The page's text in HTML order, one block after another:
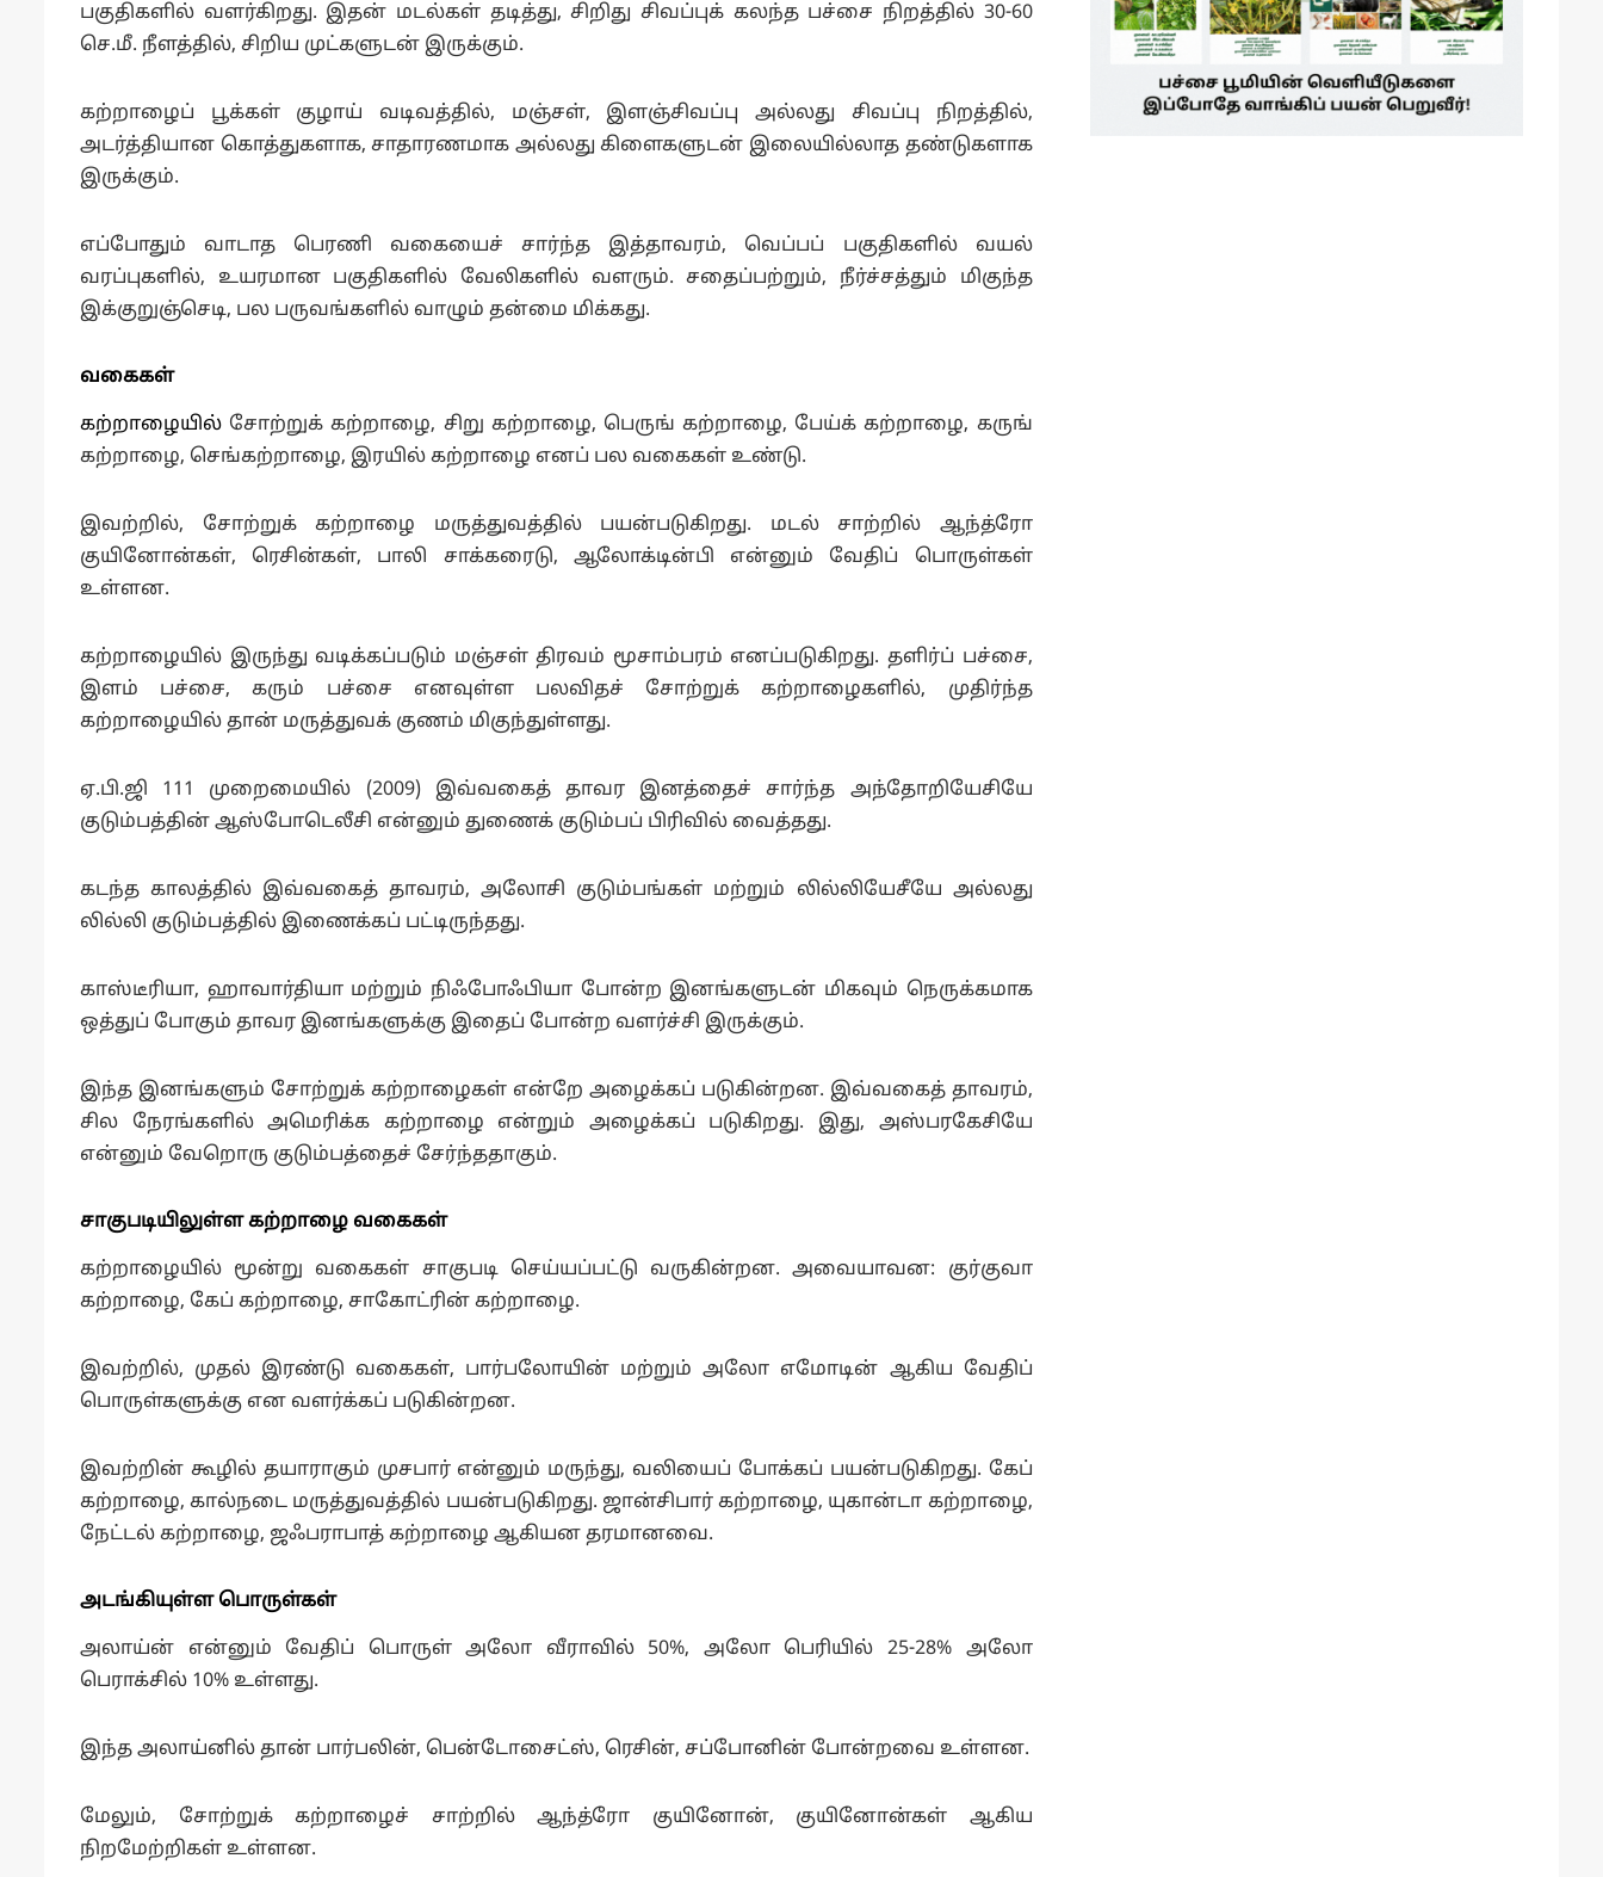
பகுதிகளில் வளர்கிறது. இதன் மடல்கள் தடித்து, சிறிது சிவப்புக் கலந்த பச்சை நிறத்தில் 30-60
செ.மீ. நீளத்தில், சிறிய முட்களுடன் இருக்கும்.
கற்றாழைப் பூக்கள் குழாய் வடிவத்தில், மஞ்சள், இளஞ்சிவப்பு அல்லது சிவப்பு நிறத்தில்,
அடர்த்தியான கொத்துகளாக, சாதாரணமாக அல்லது கிளைகளுடன் இலையில்லாத தண்டுகளாக
இருக்கும்.
எப்போதும் வாடாத பெரணி வகையைச் சார்ந்த இத்தாவரம், வெப்பப் பகுதிகளில் வயல்
வரப்புகளில், உயரமான பகுதிகளில் வேலிகளில் வளரும். சதைப்பற்றும், நீர்ச்சத்தும் மிகுந்த
இக்குறுஞ்செடி, பல பருவங்களில் வாழும் தன்மை மிக்கது.
வகைகள்
கற்றாழையில் சோற்றுக் கற்றாழை, சிறு கற்றாழை, பெருங் கற்றாழை, பேய்க் கற்றாழை, கருங்
கற்றாழை, செங்கற்றாழை, இரயில் கற்றாழை எனப் பல வகைகள் உண்டு.
இவற்றில், சோற்றுக் கற்றாழை மருத்துவத்தில் பயன்படுகிறது. மடல் சாற்றில் ஆந்த்ரோ
குயினோன்கள், ரெசின்கள், பாலி சாக்கரைடு, ஆலோக்டின்பி என்னும் வேதிப் பொருள்கள்
உள்ளன.
கற்றாழையில் இருந்து வடிக்கப்படும் மஞ்சள் திரவம் மூசாம்பரம் எனப்படுகிறது. தளிர்ப் பச்சை,
இளம் பச்சை, கரும் பச்சை எனவுள்ள பலவிதச் சோற்றுக் கற்றாழைகளில், முதிர்ந்த
கற்றாழையில் தான் மருத்துவக் குணம் மிகுந்துள்ளது.
ஏ.பி.ஜி 111 முறைமையில் (2009) இவ்வகைத் தாவர இனத்தைச் சார்ந்த அந்தோறியேசியே
குடும்பத்தின் ஆஸ்போடெலீசி என்னும் துணைக் குடும்பப் பிரிவில் வைத்தது.
கடந்த காலத்தில் இவ்வகைத் தாவரம், அலோசி குடும்பங்கள் மற்றும் லில்லியேசீயே அல்லது
லில்லி குடும்பத்தில் இணைக்கப் பட்டிருந்தது.
காஸ்டீரியா, ஹாவார்தியா மற்றும் நிஃபோஃபியா போன்ற இனங்களுடன் மிகவும் நெருக்கமாக
ஒத்துப் போகும் தாவர இனங்களுக்கு இதைப் போன்ற வளர்ச்சி இருக்கும்.
இந்த இனங்களும் சோற்றுக் கற்றாழைகள் என்றே அழைக்கப் படுகின்றன. இவ்வகைத் தாவரம்,
சில நேரங்களில் அமெரிக்க கற்றாழை என்றும் அழைக்கப் படுகிறது. இது, அஸ்பரகேசியே
என்னும் வேறொரு குடும்பத்தைச் சேர்ந்ததாகும்.
சாகுபடியிலுள்ள கற்றாழை வகைகள்
கற்றாழையில் மூன்று வகைகள் சாகுபடி செய்யப்பட்டு வருகின்றன. அவையாவன: குர்குவா
கற்றாழை, கேப் கற்றாழை, சாகோட்ரின் கற்றாழை.
இவற்றில், முதல் இரண்டு வகைகள், பார்பலோயின் மற்றும் அலோ எமோடின் ஆகிய வேதிப்
பொருள்களுக்கு என வளர்க்கப் படுகின்றன.
இவற்றின் கூழில் தயாராகும் முசபார் என்னும் மருந்து, வலியைப் போக்கப் பயன்படுகிறது. கேப்
கற்றாழை, கால்நடை மருத்துவத்தில் பயன்படுகிறது. ஜான்சிபார் கற்றாழை, யுகான்டா கற்றாழை,
நேட்டல் கற்றாழை, ஜஃபராபாத் கற்றாழை ஆகியன தரமானவை.
அடங்கியுள்ள பொருள்கள்
அலாய்ன் என்னும் வேதிப் பொருள் அலோ வீராவில் 50%, அலோ பெரியில் 25-28% அலோ
பெராக்சில் 10% உள்ளது.
இந்த அலாய்னில் தான் பார்பலின், பென்டோசைட்ஸ், ரெசின், சப்போனின் போன்றவை உள்ளன.
மேலும், சோற்றுக் கற்றாழைச் சாற்றில் ஆந்த்ரோ குயினோன், குயினோன்கள் ஆகிய
நிறமேற்றிகள் உள்ளன.